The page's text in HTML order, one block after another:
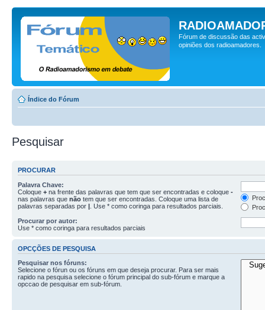
Fórum de discussão das
opiniões dos radioamadores.
Índice do Fórum
Pesquisar
PROCURAR
Palavra Chave:
Coloque + na frente das palavras que tem que ser encontradas e coloque -
nas palavras que não tem que ser encontradas. Coloque uma lista de
palavras separadas por | . Use * como coringa para resultados parciais.
Procurar por autor:
Use * como coringa para resultados parciais
OPCÇÕES DE PESQUISA
Pesquisar nos fóruns:
Selecione o fórun ou os fóruns em que deseja procurar. Para ser mais
rapido na pesquisa selecione o fórum principal do sub-fórum e marque a
opccao de pesquisar em sub-fórum.